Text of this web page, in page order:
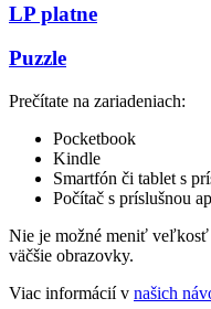
LP platne
Puzzle
Prečítate na zariadeniach:
Pocketbook
Kindle
Smartfón či tablet s
Počítač s príslušnou
Nie je možné meniť veľkosť
väčšie obrazovky.
Viac informácií v našich